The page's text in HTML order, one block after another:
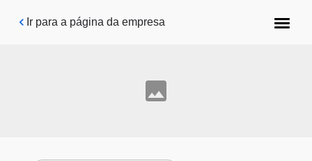
Pular para o conteúdo principal
Ir para a página da empresa